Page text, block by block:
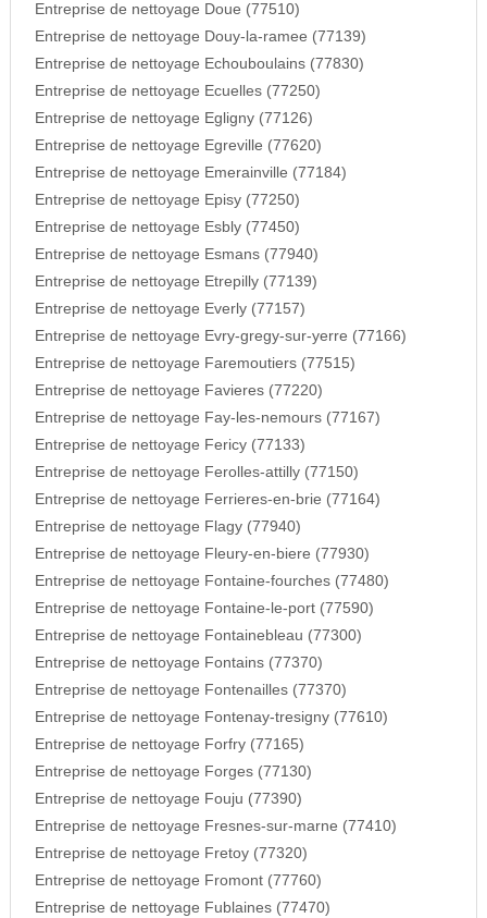
Entreprise de nettoyage Doue (77510)
Entreprise de nettoyage Douy-la-ramee (77139)
Entreprise de nettoyage Echouboulains (77830)
Entreprise de nettoyage Ecuelles (77250)
Entreprise de nettoyage Egligny (77126)
Entreprise de nettoyage Egreville (77620)
Entreprise de nettoyage Emerainville (77184)
Entreprise de nettoyage Episy (77250)
Entreprise de nettoyage Esbly (77450)
Entreprise de nettoyage Esmans (77940)
Entreprise de nettoyage Etrepilly (77139)
Entreprise de nettoyage Everly (77157)
Entreprise de nettoyage Evry-gregy-sur-yerre (77166)
Entreprise de nettoyage Faremoutiers (77515)
Entreprise de nettoyage Favieres (77220)
Entreprise de nettoyage Fay-les-nemours (77167)
Entreprise de nettoyage Fericy (77133)
Entreprise de nettoyage Ferolles-attilly (77150)
Entreprise de nettoyage Ferrieres-en-brie (77164)
Entreprise de nettoyage Flagy (77940)
Entreprise de nettoyage Fleury-en-biere (77930)
Entreprise de nettoyage Fontaine-fourches (77480)
Entreprise de nettoyage Fontaine-le-port (77590)
Entreprise de nettoyage Fontainebleau (77300)
Entreprise de nettoyage Fontains (77370)
Entreprise de nettoyage Fontenailles (77370)
Entreprise de nettoyage Fontenay-tresigny (77610)
Entreprise de nettoyage Forfry (77165)
Entreprise de nettoyage Forges (77130)
Entreprise de nettoyage Fouju (77390)
Entreprise de nettoyage Fresnes-sur-marne (77410)
Entreprise de nettoyage Fretoy (77320)
Entreprise de nettoyage Fromont (77760)
Entreprise de nettoyage Fublaines (77470)